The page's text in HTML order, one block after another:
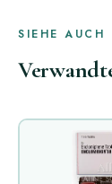
SIEHE AUCH